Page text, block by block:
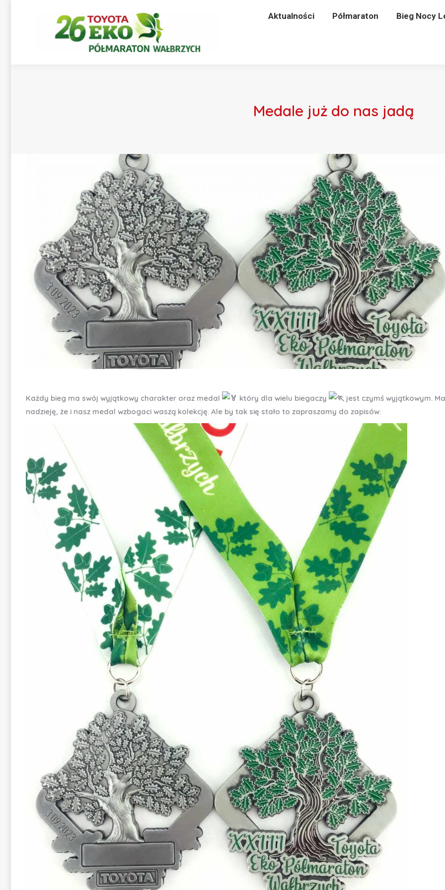
Aktualności Półmaraton Bieg Nocy
Medale już do nas jadą
Każdy bieg ma swój wyjątkowy charakter oraz medal który dla wielu biegaczy
jest czymś wyjątkowym.
nadzieję, że i nasz medal wzbogaci waszą kolekcję. Ale by tak się stało to zapraszamy do zapisów.
Aktualności Półmaraton Bieg Nocy